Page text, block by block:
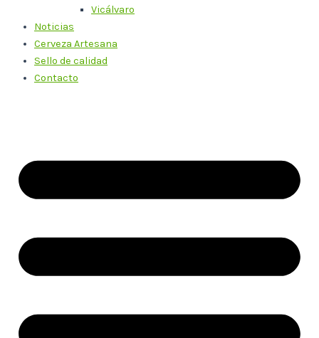
Vicálvaro
Noticias
Cerveza Artesana
Sello de calidad
Contacto